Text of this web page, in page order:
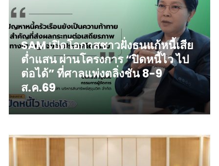
SAM เปิดโอกาสชาวฝั่งธนแก้หนี้เสีย
ต่ำแสน ผ่านโครงการ “ปิดหนี้ไว ไป
ต่อได้” ที่ศาลแพ่งตลิ่งชัน 8-9
ส.ค.69
read more